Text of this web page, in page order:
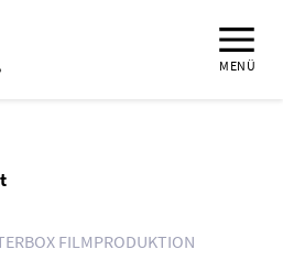
MENÜ
FILMPRODUKTION